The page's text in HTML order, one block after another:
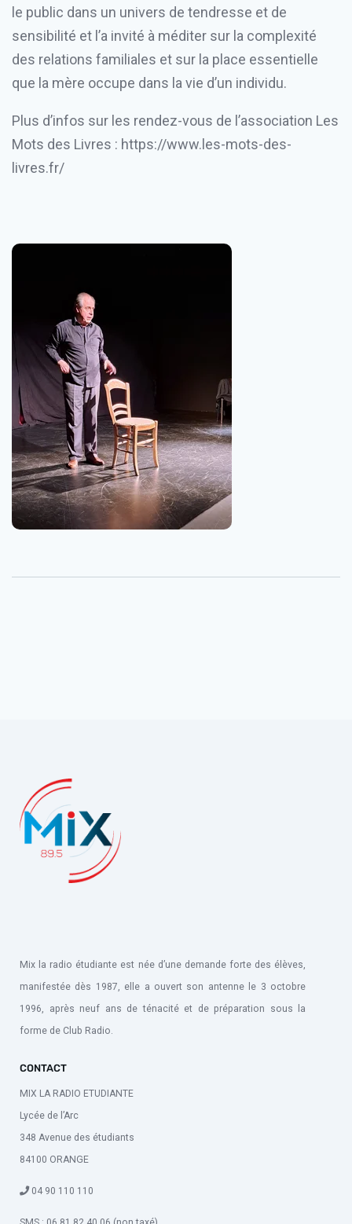
le public dans un univers de tendresse et de
sensibilité et l’a invité à méditer sur la complexité
des relations familiales et sur la place essentielle
que la mère occupe dans la vie d’un individu.
Plus d’infos sur les rendez-vous de l’association Les
Mots des Livres : https://www.les-mots-des-
livres.fr/
Mix la radio étudiante est née d’une demande forte des élèves,
manifestée dès 1987, elle a ouvert son antenne le 3 octobre
1996, après neuf ans de ténacité et de préparation sous la
forme de Club Radio.
CONTACT
MIX LA RADIO ETUDIANTE
Lycée de l’Arc
348 Avenue des étudiants
84100 ORANGE
04 90 110 110